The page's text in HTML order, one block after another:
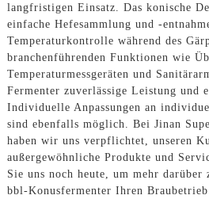
langfristigen Einsatz. Das konische
einfache Hefesammlung und -
Temperaturkontrolle während des
branchenführenden Funktionen wie
Temperaturmessgeräten und
Fermenter zuverlässige Leistung und
Individuelle Anpassungen an
sind ebenfalls möglich. Bei Jinan
haben wir uns verpflichtet, unseren
außergewöhnliche Produkte und
Sie uns noch heute, um mehr
bbl-Konusfermenter Ihren Braubetrieb